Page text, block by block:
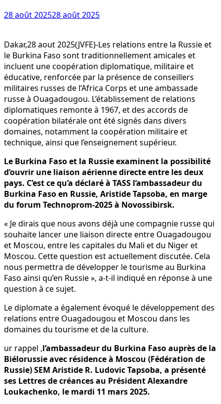
28 août 202528 août 2025
Dakar,28 aout 2025(JVFE)-Les relations entre la Russie et
le Burkina Faso sont traditionnellement amicales et
incluent une coopération diplomatique, militaire et
éducative, renforcée par la présence de conseillers
militaires russes de l’Africa Corps et une ambassade
russe à Ouagadougou. L’établissement de relations
diplomatiques remonte à 1967, et des accords de
coopération bilatérale ont été signés dans divers
domaines, notamment la coopération militaire et
technique, ainsi que l’enseignement supérieur.
Le Burkina Faso et la Russie examinent la possibilité
d’ouvrir une liaison aérienne directe entre les deux
pays. C’est ce qu’a déclaré à TASS l’ambassadeur du
Burkina Faso en Russie, Aristide Tapsoba, en marge
du forum Technoprom-2025 à Novossibirsk.
« Je dirais que nous avons déjà une compagnie russe qui
souhaite lancer une liaison directe entre Ouagadougou
et Moscou, entre les capitales du Mali et du Niger et
Moscou. Cette question est actuellement discutée. Cela
nous permettra de développer le tourisme au Burkina
Faso ainsi qu’en Russie », a-t-il indiqué en réponse à une
question à ce sujet.
Le diplomate a également évoqué le développement des
relations entre Ouagadougou et Moscou dans les
domaines du tourisme et de la culture.
ur rappel ,l’ambassadeur du Burkina Faso auprès de la
Biélorussie avec résidence à Moscou (Fédération de
Russie) SEM Aristide R. Ludovic Tapsoba, a présenté
ses Lettres de créances au Président Alexandre
Loukachenko, le mardi 11 mars 2025.